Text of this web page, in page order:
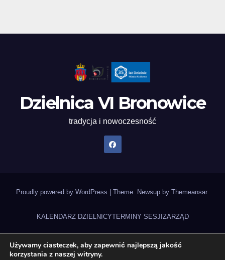
Dzielnica VI Bronowice
tradycja i nowoczesność
Proudly powered by WordPress Theme: Newsup by Themeansar.
KALENDARZ DZIELNICYTERMINY SESJIZARZĄD
UCHWAŁY RADY DZIELNICYNAGRANIA SESJISTATUT DZIELNICY
ZADANIA DZIELNICY 2026
Używamy ciasteczek, aby zapewnić najlepszą jakość
korzystania z naszej witryny.